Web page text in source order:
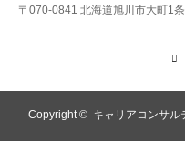
〒070-0841 北海道旭川市大町1
Copyright © キャリアコンサル